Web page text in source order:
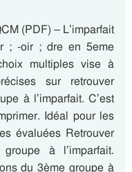
(PDF) – L’imparfait
; -oir ; dre en 5eme
multiples vise à
sur retrouver
à l’imparfait. C’est
Idéal pour les
évaluées Retrouver
à l’imparfait.
du 3ème groupe à